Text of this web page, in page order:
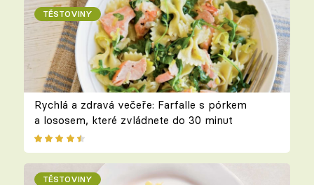
TĚSTOVINY
Rychlá a zdravá večeře: Farfalle s pórkem
a lososem, které zvládnete do 30 minut
TĚSTOVINY